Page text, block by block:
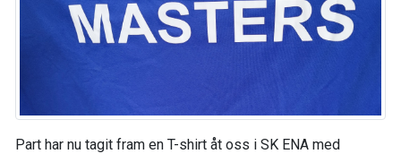
Part har nu tagit fram en T-shirt åt oss i SK ENA med